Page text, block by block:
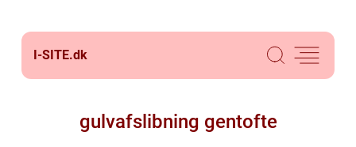
I-SITE.dk
gulvafslibning gentofte